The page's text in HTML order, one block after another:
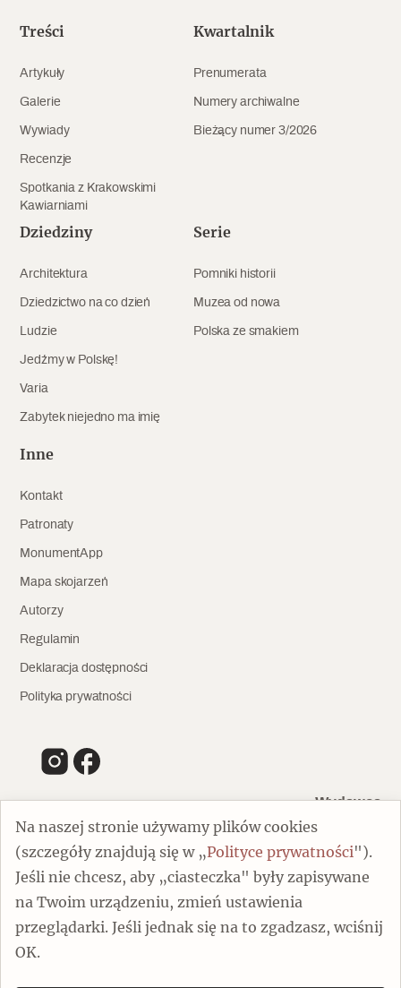
Na naszej stronie używamy plików cookies
(szczegóły znajdują się w „Polityce prywatności").
Jeśli nie chcesz, aby „ciasteczka" były zapisywane
na Twoim urządzeniu, zmień ustawienia
przeglądarki. Jeśli jednak się na to zgadzasz, wciśnij
OK.
Treści
Artykuły
Galerie
Wywiady
Recenzje
Spotkania z Krakowskimi
Kawiarniami
Kwartalnik
Prenumerata
Numery archiwalne
Bieżący numer 3/2026
Dziedziny
Architektura
Dziedzictwo na co dzień
Ludzie
Jedźmy w Polskę!
Varia
Zabytek niejedno ma imię
Serie
Pomniki historii
Muzea od nowa
Polska ze smakiem
Inne
Kontakt
Patronaty
MonumentApp
Mapa skojarzeń
Autorzy
Regulamin
Deklaracja dostępności
Polityka prywatności
Wydawca
00-805 Warszawa
ul. Chmielna 132/134
Dofinansowano ze środków Ministra Kultury i Dziedzictwa
Narodowego